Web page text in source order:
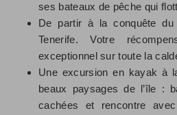
ses bateaux de pêche qui
De partir à la conquête
Tenerife. Votre
exceptionnel sur toute la
Une excursion en kayak à
beaux paysages de l’île :
cachées et rencontre